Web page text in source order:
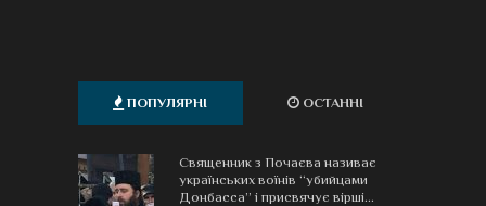
ПОПУЛЯРНІ ОСТАННІ
Священник з Почаєва називає
українських воїнів “убийцами
Донбасса” і присвячує вірші...